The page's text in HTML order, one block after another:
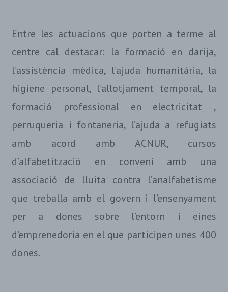
Entre les actuacions que porten a terme al
centre cal destacar: la formació en darija,
l’assistència mèdica, l’ajuda humanitària, la
higiene personal, l’allotjament temporal, la
formació professional en electricitat ,
perruqueria i fontaneria, l’ajuda a refugiats
amb acord amb ACNUR, cursos
d’alfabetització en conveni amb una
associació de lluita contra l’analfabetisme
que treballa amb el govern i l’ensenyament
per a dones sobre l’entorn i eines
d’emprenedoria en el que participen unes 400
dones.